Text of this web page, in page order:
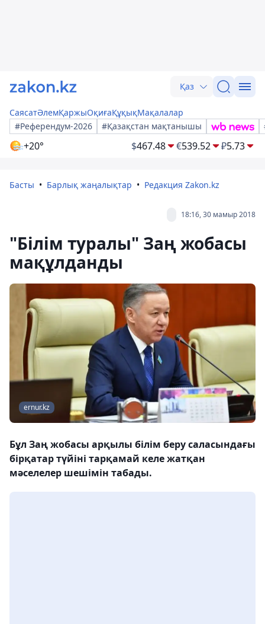
Қаз
СаясатӘлемҚаржыОқиғаҚұқықМақалалар
#Референдум-2026
#Қазақстан мақтанышы
+20° $467.48 €539.52 ₽5.73
Басты Барлық жаңалықтар Редакция Zakon.kz
18:16, 30 мамыр 2018
"Білім туралы" Заң жобасы
мақұлданды
ernur.kz
Бұл Заң жобасы арқылы білім беру саласындағы
бірқатар түйіні тарқамай келе жатқан
мәселелер шешімін табады.